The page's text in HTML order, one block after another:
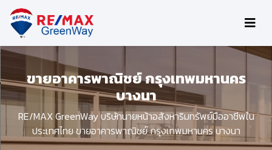
ขายอาคารพาณิชย์ กรุงเทพมหานคร
บางนา
RE/MAX GreenWay บริษัทนายหน้าอสังหาริมทรัพย์มืออาชีพใน
ประเทศไทย ขายอาคารพาณิชย์ กรุงเทพมหานคร บางนา